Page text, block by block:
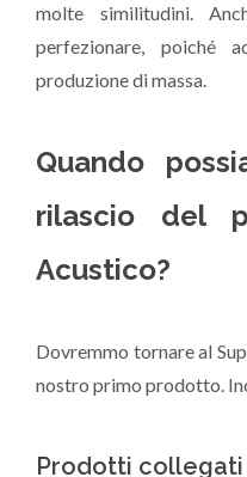
molte similitudini.
perfezionare, poiché
produzione di massa.
Quando
rilascio del
Acustico?
Dovremmo tornare al
nostro primo prodotto.
Prodotti collegati